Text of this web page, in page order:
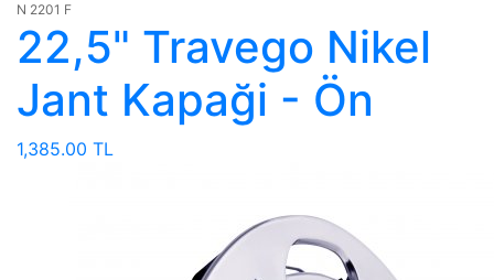
N 2201 F
22,5" Travego Nikel
Jant Kapaği - Ön
1,385.00 TL